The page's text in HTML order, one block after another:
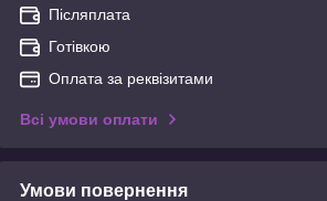
Післяплата
Готівкою
Оплата за реквізитами
Всі умови оплати
Умови повернення